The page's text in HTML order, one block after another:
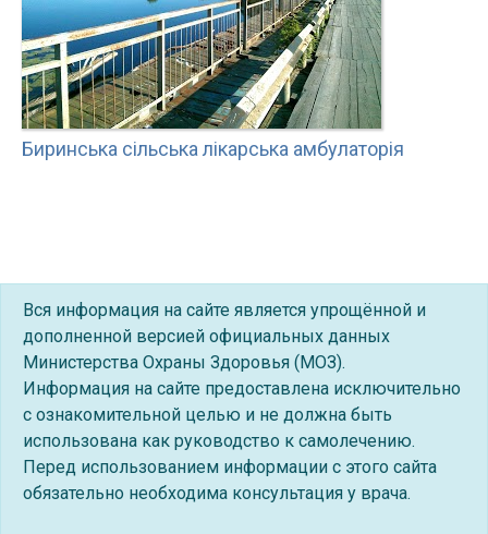
Биринська сільська лікарська амбулаторія
Вся информация на сайте является упрощённой и
дополненной версией официальных данных
Министерства Охраны Здоровья (МОЗ).
Информация на сайте предоставлена исключительно
с ознакомительной целью и не должна быть
использована как руководство к самолечению.
Перед использованием информации с этого сайта
обязательно необходима консультация у врача.